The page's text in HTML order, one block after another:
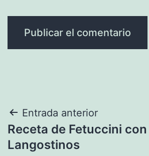
Navegación
de
Entrada anterior
Receta de Fetuccini con
Langostinos